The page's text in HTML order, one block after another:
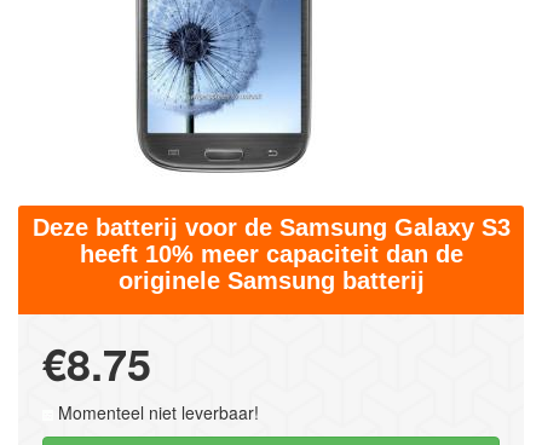
Deze batterij voor de Samsung Galaxy S3
heeft 10% meer capaciteit dan de
originele Samsung batterij
€8.75
Momenteel niet leverbaar!